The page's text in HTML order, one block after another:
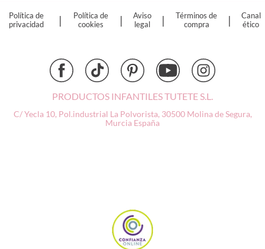
Djeco
Política de
privacidad
|
Política de
cookies
|
Aviso
legal
|
Términos de
compra
|
Canal
ético
PRODUCTOS INFANTILES TUTETE S.L.
C/ Yecla 10, Pol.industrial La Polvorista, 30500 Molina de Segura,
Murcia España